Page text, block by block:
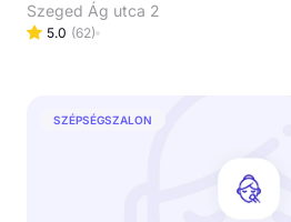
Szeged Ág utca 2
5.0 (62)
SZÉPSÉGSZALON